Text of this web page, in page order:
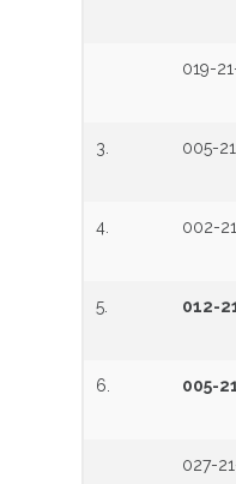
019-
3. 005-
4. 002-
5. 012-
6. 005-
027-